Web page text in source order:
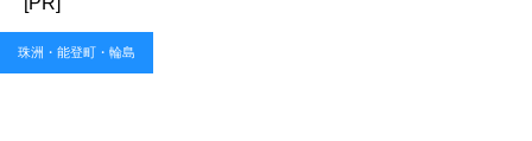
珠洲・能登町・輪島